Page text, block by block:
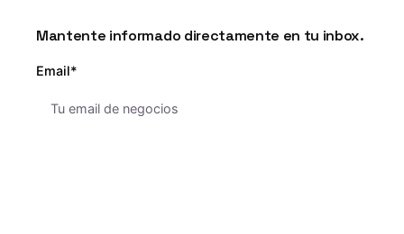
Mantente informado directamente en tu inbox.
Email*